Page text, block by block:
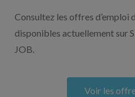
Consultez les offres d’emploi
disponibles actuellement sur
JOB.
Voir les